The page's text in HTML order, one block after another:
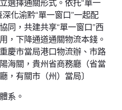
化渝黔“單一窗口”一起配
同，共建共享“單一窗口”西
，下降通道通關物流本錢。
慶市當局港口物流辦、市路
海關，貴州省商務廳（省當
，有關市（州）當局〕
系。